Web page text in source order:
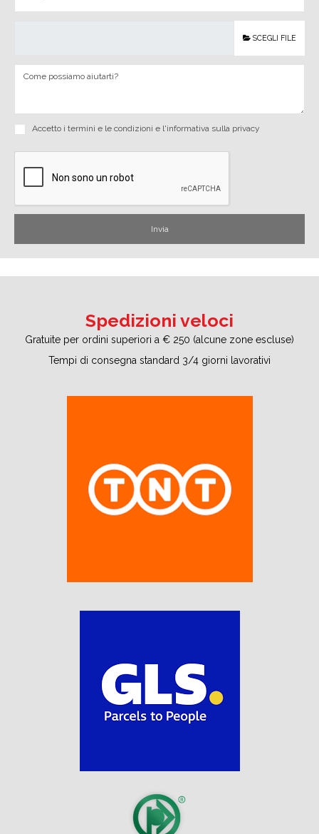
SCEGLI FILE
Accetto i termini e le condizioni e l'informativa sulla privacy
Spedizioni veloci
Gratuite per ordini superiori a € 250 (alcune zone escluse)
Tempi di consegna standard 3/4 giorni lavorativi